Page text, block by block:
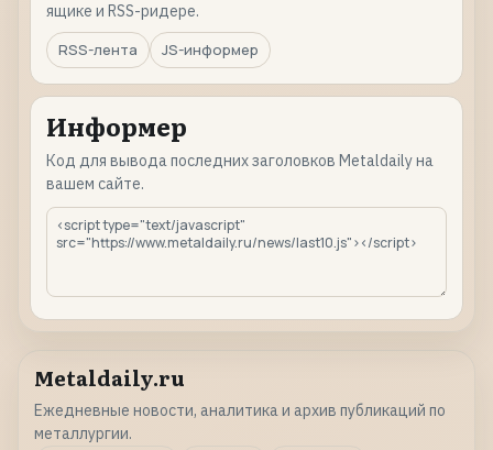
ящике и RSS-ридере.
RSS-лента
JS-информер
Информер
Код для вывода последних заголовков Metaldaily на
вашем сайте.
Metaldaily.ru
Ежедневные новости, аналитика и архив публикаций по
металлургии.